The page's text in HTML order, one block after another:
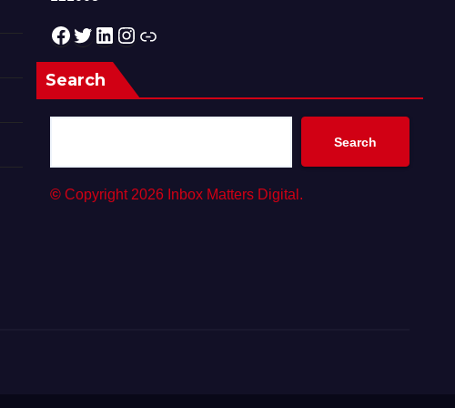
Facebook Twitter LinkedIn Instagram Link
Search
Search
© Copyright 2026 Inbox Matters Digital.